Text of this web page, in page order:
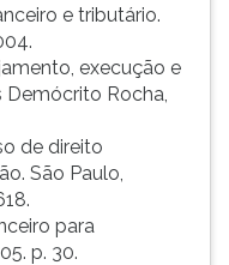
e tributário.
execução e
Demócrito Rocha,
de direito
São Paulo,
para
p. 30.